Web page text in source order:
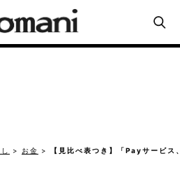
お金 【見比べ表つき】「Payサービ